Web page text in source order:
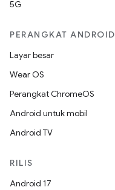
5G
PERANGKAT ANDROID
Layar besar
Wear OS
Perangkat ChromeOS
Android untuk mobil
Android TV
RILIS
Android 17